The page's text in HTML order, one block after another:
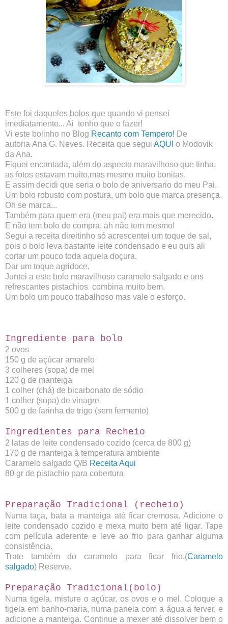
Este foi daqueles bolos que quando vi pensei
imediatamente... Ai tenho que o fazer!
Vi este bolinho no Blog Recanto com Tempero! De
autoria Ana G. Neves. Receita que segui AQUI o Modovik
da Ana.
Fiquei encantada, além do aspecto maravilhoso que tinha,
as fotos estavam muito,mas mesmo muito bonitas.
E assim decidi que seria o bolo de aniversario do meu Pai.
Um bolo robusto com postura, um bolo que marca presença.
Oh se marca...
Também para quem era (meu pai) era mais que merecido.
E não tem bolo de compra, ah não tem mesmo!
Segui a receita direitinho só acrescentei um toque de sal,
pois o bolo leva bastante leite condensado e eu quis ali
cortar um pouco toda aquela doçura.
Dar um toque agridoce.
Juntei a este bolo maravilhoso caramelo salgado e uns
refrescantes pistachios combina muito bem.
Um bolo um pouco trabalhoso mas vale o esforço.
Ingrediente para bolo
2 ovos
150 g de açúcar amarelo
3 colheres (sopa) de mel
120 g de manteiga
1 colher (chá) de bicarbonato de sódio
1 colher (sopa) de vinagre
500 g de farinha de trigo (sem fermento)
Ingredientes para Recheio
2 latas de leite condensado cozido (cerca de 800 g)
170 g de manteiga à temperatura ambiente
Caramelo salgado Q/B Receita Aqui
80 gr de pistachio para cobertura
Preparação Tradicional (recheio)
Numa taça, bata a manteiga até ficar cremosa. Adicione o
leite condensado cozido e mexa muito bem até ligar. Tape
com película aderente e leve ao frio para ganhar alguma
consistência.
Trate também do caramelo para ficar frio.(Caramelo
salgado) Reserve.
Preparação Tradicional(bolo)
Numa tigela, misture o açúcar, os ovos e o mel. Coloque a
tigela em banho-maria, numa panela com a água a ferver, e
adicione a manteiga. Continue a mexer até dissolver bem o